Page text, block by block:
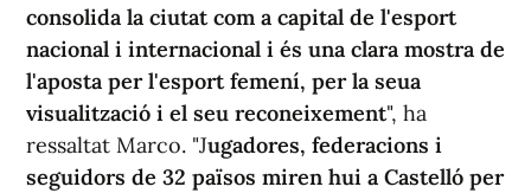
consolida la ciutat com a capital de l'esport
nacional i internacional i és una clara mostra de
l'aposta per l'esport femení, per la seua
visualització i el seu reconeixement", ha
ressaltat Marco. "Jugadores, federacions i
seguidors de 32 països miren hui a Castelló per